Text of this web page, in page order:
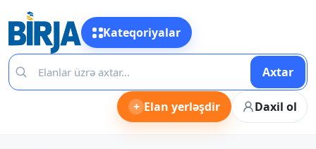
Kateqoriyalar
Axtar
+ Elan yerləşdir Daxil ol